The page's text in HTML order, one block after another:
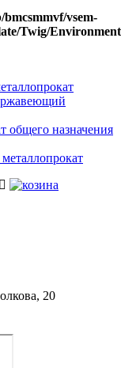
bmcsmmvf/vsem-
Twig/
общего назначения
20